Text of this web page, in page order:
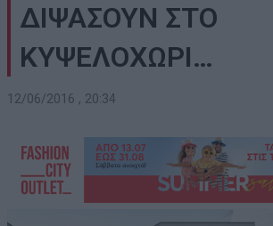
ΔΙΨΑΣΟΥΝ ΣΤΟ
ΚΥΨΕΛΟΧΩΡΙ…
12/06/2016 , 20:34